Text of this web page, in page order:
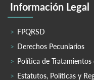
Información Legal
FPQRSD
Derechos Pecuniarios
Política de
Estatutos, Políticas y